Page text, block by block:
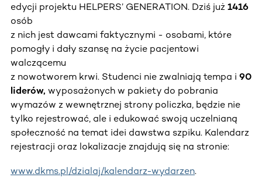
edycji projektu HELPERS’ GENERATION. Dziś już 1416
osób
z nich jest dawcami faktycznymi - osobami, które
pomogły i dały szansę na życie pacjentowi
walczącemu
z nowotworem krwi. Studenci nie zwalniają tempa i 90
liderów, wyposażonych w pakiety do pobrania
wymazów z wewnętrznej strony policzka, będzie nie
tylko rejestrować, ale i edukować swoją uczelnianą
społeczność na temat idei dawstwa szpiku. Kalendarz
rejestracji oraz lokalizacje znajdują się na stronie:
www.dkms.pl/dzialaj/kalendarz-wydarzen.